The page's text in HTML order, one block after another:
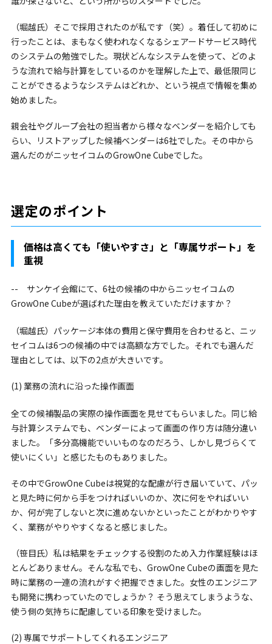
（堀越氏）そこで採用されたのが私です（笑）。着任して初めに
行ったことは、まもなく使われなくなるシェアードサービス時代
のシステムの勉強でした。現状どんなシステムを使って、どのよ
うな流れで給与計算をしているのかを理解した上で、最低限同じ
ことができるようなシステムはどれか、という視点で情報を集め
始めました。
親会社やグループ会社の担当者から様々なベンダーを紹介しても
らい、リストアップした候補ベンダーは6社でした。その中から
選んだのがニッセイコムのGrowOne Cubeでした。
選定のポイント
価格は高くても「使いやすさ」と「専属サポート」を
重視
-- サンケイ会館にて、6社の候補の中からニッセイコムの
GrowOne Cubeが選ばれた理由を教えていただけますか？
（堀越氏）パッケージ本体の費用と保守費用を合わせると、ニッ
セイコムは6つの候補の中では高額な方でした。それでも選んだ
理由としては、以下の2点が大きいです。
(1) 業務の流れに沿った操作画面
全ての候補製品の実際の操作画面を見せてもらいました。同じ給
与計算システムでも、ベンダーによって画面の作り方は随分違い
ました。「多分高機能でいいものなのだろう、しかし見づらくて
使いにくい」と感じたものもありました。
その中でGrowOne Cubeは視覚的な配慮が行き届いていて、パッ
と見た時に何から手をつければいいのか、次に何をやればいい
か、何が完了しないと次に進めないかといったことがわかりやす
く、業務がやりやすくなると感じました。
（笹目氏）私は結果をチェックする役割のため入力作業経験はほ
とんどありません。そんな私でも、GrowOne Cubeの画面を見た
時に業務の一連の流れがすぐ把握できました。女性のエンジニア
も開発に携わっていたのでしょうか？ そう思えてしまうような、
使う側の気持ちに配慮している印象を受けました。
(2) 専属でサポートしてくれるエンジニア